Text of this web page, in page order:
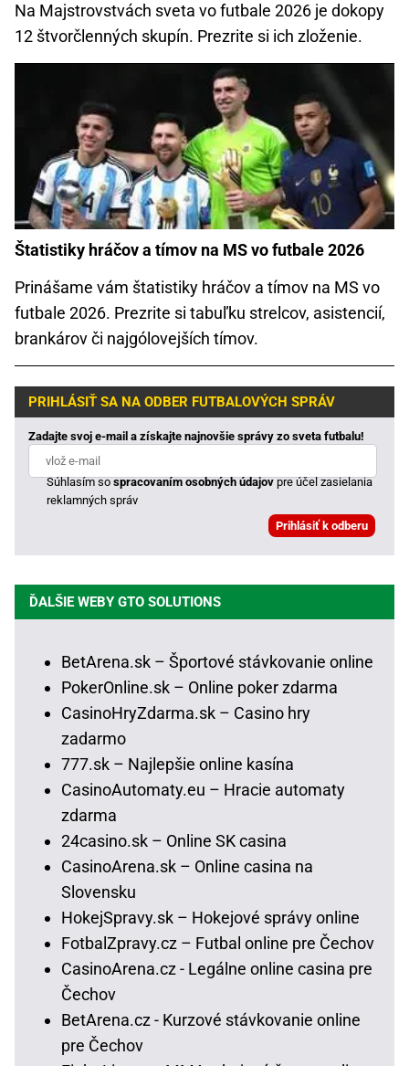
Na Majstrovstvách sveta vo futbale 2026 je dokopy
12 štvorčlenných skupín. Prezrite si ich zloženie.
Štatistiky hráčov a tímov na MS vo futbale 2026
Prinášame vám štatistiky hráčov a tímov na MS vo
futbale 2026. Prezrite si tabuľku strelcov, asistencií,
brankárov či najgólovejších tímov.
PRIHLÁSIŤ SA NA ODBER FUTBALOVÝCH SPRÁV
Zadajte svoj e-mail a získajte najnovšie správy zo sveta futbalu!
Súhlasím sospracovaním osobných údajovpre účel zasielania
reklamných správ
ĎALŠIE WEBY GTO SOLUTIONS
BetArena.sk – Športové stávkovanie online
PokerOnline.sk – Online poker zdarma
CasinoHryZdarma.sk – Casino hry
zadarmo
777.sk – Najlepšie online kasína
CasinoAutomaty.eu – Hracie automaty
zdarma
24casino.sk – Online SK casina
CasinoArena.sk – Online casina na
Slovensku
HokejSpravy.sk – Hokejové správy online
FotbalZpravy.cz – Futbal online pre Čechov
CasinoArena.cz - Legálne online casina pre
Čechov
BetArena.cz - Kurzové stávkovanie online
pre Čechov